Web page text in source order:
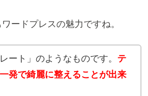
ードプレスの魅力ですね。
ート」のようなものです。 テ
発で綺麗に整えることが出来